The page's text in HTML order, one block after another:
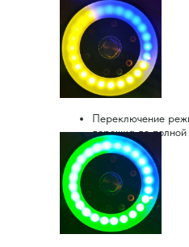
Переключение
дорожка до полной